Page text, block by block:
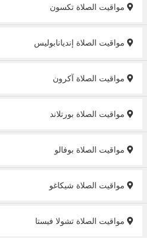
مواقيت الصلاة تكسون
مواقيت الصلاة إنديانابوليس
مواقيت الصلاة آكرون
مواقيت الصلاة بورتلاند
مواقيت الصلاة بوفالو
مواقيت الصلاة شيكاغو
مواقيت الصلاة تشولا فيستا